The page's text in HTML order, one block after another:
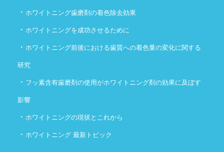
・ ホワイトニング歯磨剤の着色除去効果
・ ホワイトニングを成功させるために
・ ホワイトニング前後における歯質への着色量の変化に関する
研究
・ フッ素含有歯磨剤の使用がホワイトニング剤の効果に及ぼす
影響
・ ホワイトニングの現状とこれから
・ ホワイトニング 最新トピック